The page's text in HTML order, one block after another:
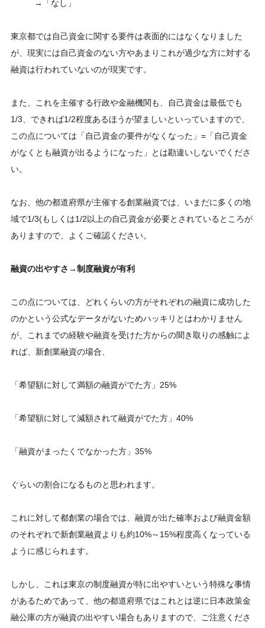
→「なし」
東京都では自己資金に関する要件は表面的にはなくなりました
が、現実には自己資金のない方やあまりこれが過少な方に対する
融資は行われていないのが現実です。
また、これを主催する行政や金融機関も、自己資金は最低でも
1/3、できれば1/2程度あるほうが望ましいといっていますので、
この点については「自己資金の要件がなくなった」=「自己資金
がなくとも融資が出るようになった」とは勘違いしないでくださ
い。
なお、他の都道府県が主催する創業融資では、いまだに多くの地
域で1/3(もしくは1/2以上の自己資金が必要とされているところが
ありますので、よくご確認ください。
融資の出やすさ→制度融資が有利
この点については、どれくらいの方がそれぞれの融資に成功した
のかという公式なデータがないためハッキリとはわかりません
が、これまでの経験や融資を受けた方からの聞き取りの感触によ
れば、新創業融資の場合、
「希望額に対して満額の融資がでた方」25%
「希望額に対して減額されて融資がでた方」40%
「融資がまったくでなかった方」35%
ぐらいの割合になるものと思われます。
これに対して都創業の場合では、融資が出た確率および融資金額
のそれぞれで新創業融資よりも約10%～15%程度高くなっている
ように感じられます。
しかし、これは東京の制度融資が特に出やすいという特殊な事情
があるためであって、他の都道府県ではこれとは逆に日本政策金
融公庫の方が融資の出やすい場合もありますので、ご注意くださ